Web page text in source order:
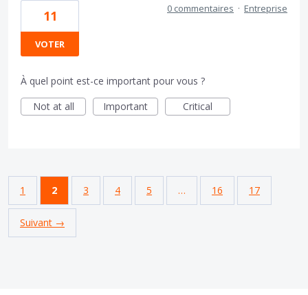
11
VOTER
0 commentaires · Entreprise
À quel point est-ce important pour vous ?
Not at all
Important Critical
1 2 3 4 5 … 16 17
Suivant →